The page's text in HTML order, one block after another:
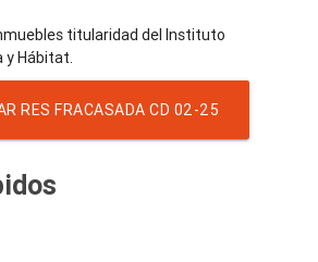
titularidad del Instituto
RES FRACASADA CD 02-25